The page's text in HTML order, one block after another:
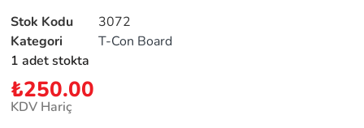
Stok Kodu
3072
Kategori
T-Con Board
1 adet stokta
₺250.00
KDV Hariç